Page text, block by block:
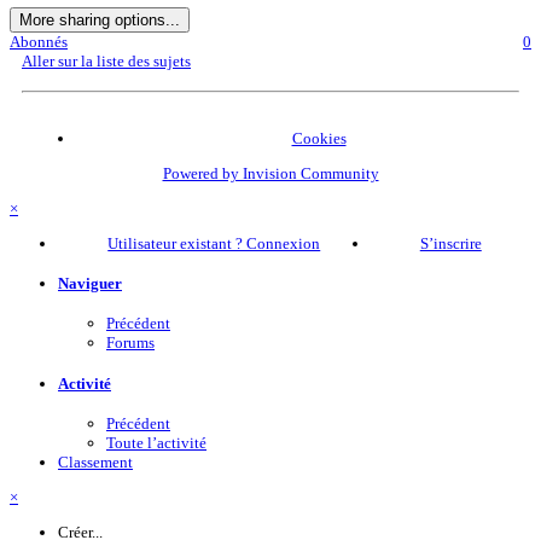
More sharing options...
Abonnés
0
Aller sur la liste des sujets
Cookies
Powered by Invision Community
×
Utilisateur existant ? Connexion
S’inscrire
Naviguer
Précédent
Forums
Activité
Précédent
Toute l’activité
Classement
×
Créer...